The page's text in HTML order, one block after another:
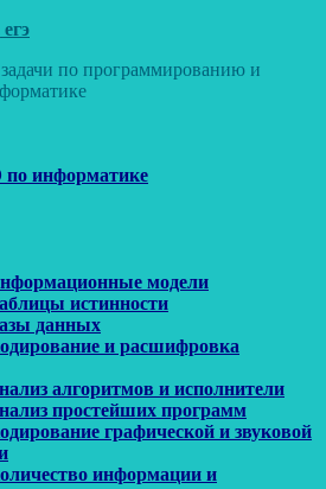
по программированию и
по информатике
модели
таблицы истинности
данных
и расшифровка
алгоритмов и исполнители
простейших программ
графической и звуковой
информации и